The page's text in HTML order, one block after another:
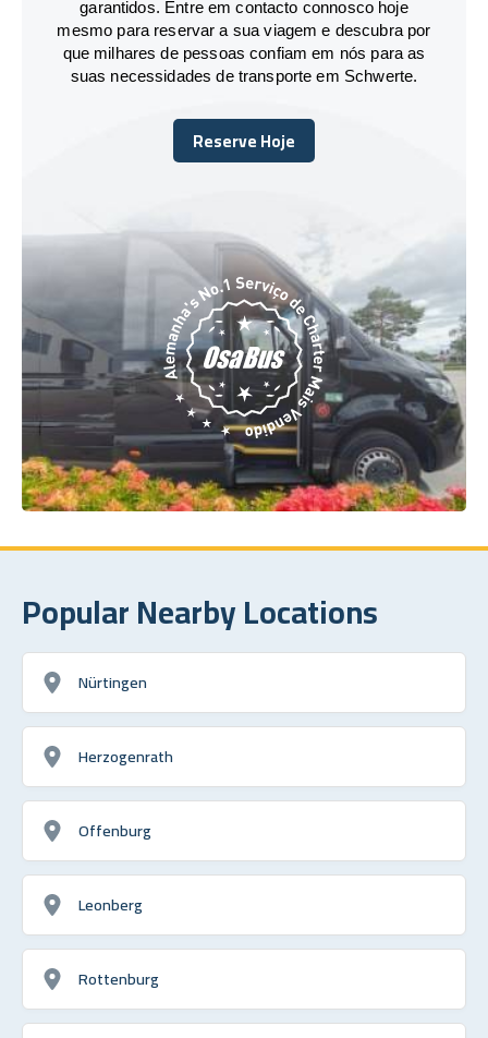
garantidos. Entre em contacto connosco hoje
mesmo para reservar a sua viagem e descubra por
que milhares de pessoas confiam em nós para as
suas necessidades de transporte em Schwerte.
Reserve Hoje
Reserve Hoje
Popular Nearby Locations
Nürtingen
Herzogenrath
Offenburg
Leonberg
Rottenburg